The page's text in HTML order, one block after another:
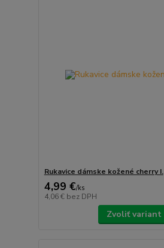
Rukavice dámske kožené cherry I.
4,99 €/ks
4,06 € bez DPH
Zvoliť variant